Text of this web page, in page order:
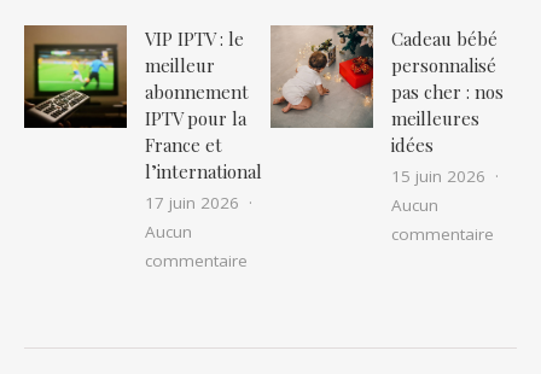
VIP IPTV : le
meilleur
abonnement
IPTV pour la
France et
l’international
17 juin 2026
Aucun
commentaire
Cadeau bébé
personnalisé
pas cher : nos
meilleures
idées
15 juin 2026
Aucun
commentaire